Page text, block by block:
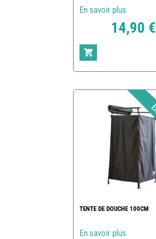
En savoir plus
14,90 €
TENTE DE DOUCHE 100CM
En savoir plus